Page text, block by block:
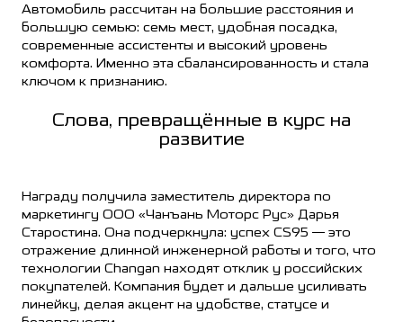
Автомобиль рассчитан на большие расстояния и
большую семью: семь мест, удобная посадка,
современные ассистенты и высокий уровень
комфорта. Именно эта сбалансированность и стала
ключом к признанию.
Слова, превращённые в курс на
развитие
Награду получила заместитель директора по
маркетингу ООО «Чанъань Моторс Рус» Дарья
Старостина. Она подчеркнула: успех CS95 — это
отражение длинной инженерной работы и того, что
технологии Changan находят отклик у российских
покупателей. Компания будет и дальше усиливать
линейку, делая акцент на удобстве, статусе и